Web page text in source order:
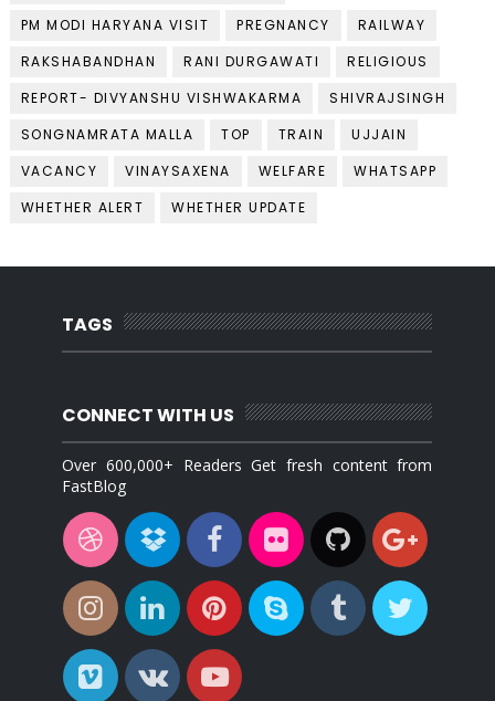
PM MODI HARYANA VISIT
PREGNANCY
RAILWAY
RAKSHABANDHAN
RANI DURGAWATI
RELIGIOUS
REPORT- DIVYANSHU VISHWAKARMA
SHIVRAJSINGH
SONGNAMRATA MALLA
TOP TRAIN
UJJAIN
VACANCY
VINAYSAXENA WELFARE
WHATSAPP
WHETHER ALERT
WHETHER UPDATE
TAGS
CONNECT WITH US
Over 600,000+ Readers Get fresh content from
FastBlog